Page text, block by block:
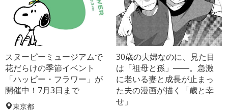
スヌーピーミュージアムで
花だらけの季節イベント
「ハッピー・フラワー」が
開催中！7月3日まで
東京都
30歳の夫婦なのに、見た目
は「祖母と孫」――。急激
に老いる妻と成長が止まっ
た夫の漫画が描く「歳と幸
せ」